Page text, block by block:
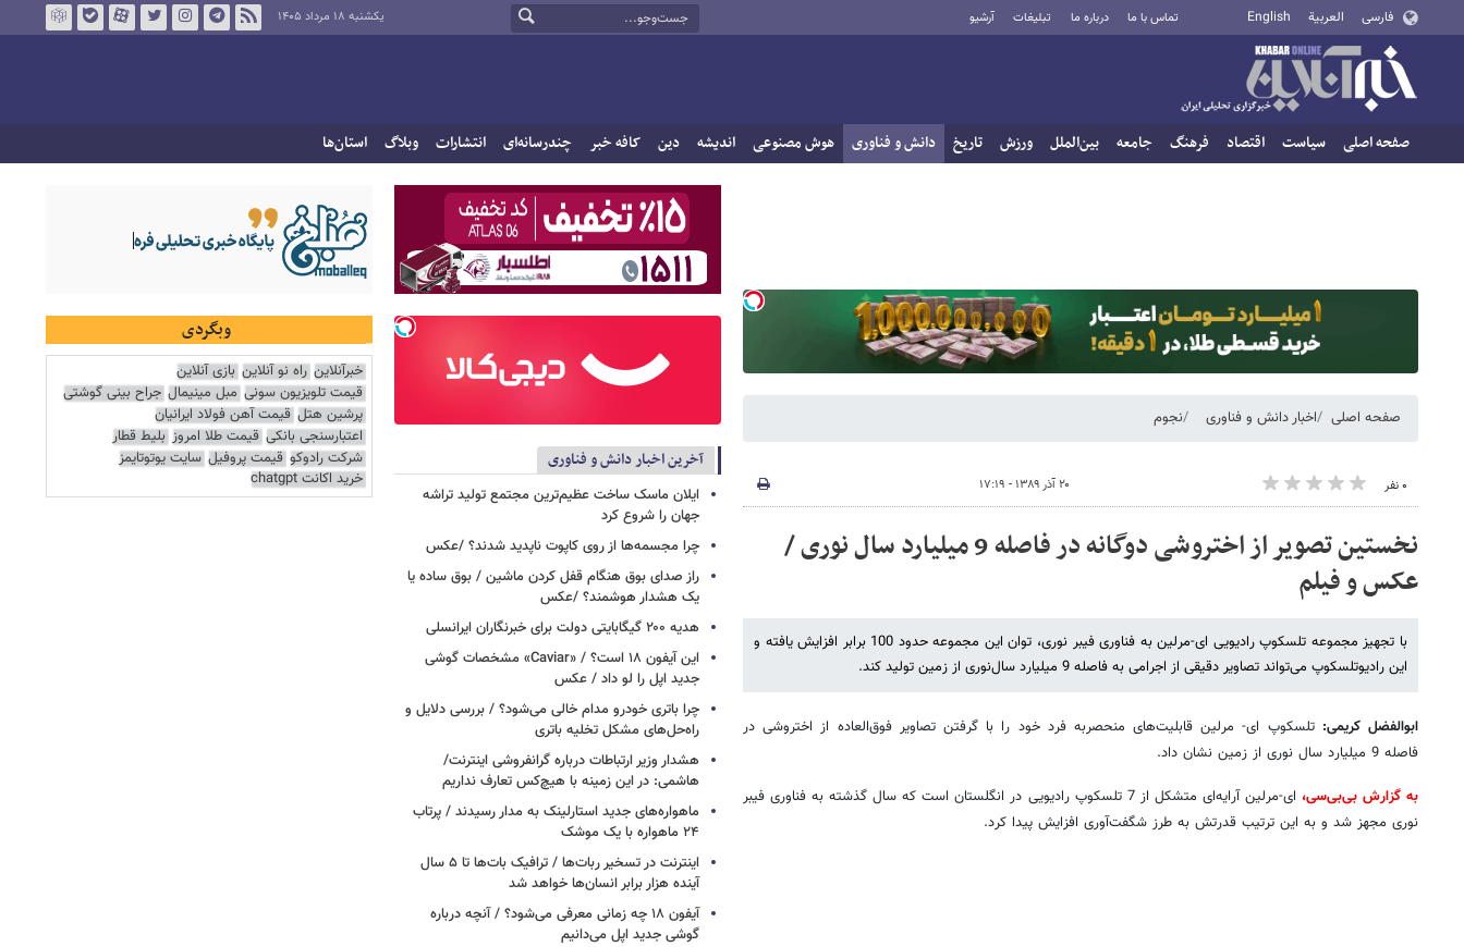
فارسی العربية English تماس با ما درباره ما تبلیغات آرشیو یکشنبه ۱۸ مرداد ۱۴۰۵
صفحه اصلی سیاست اقتصاد فرهنگ جامعه بین‌الملل ورزش تاریخ دانش و فناوری هوش مصنوعی اندیشه دین کافه خبر چندرسانه‌ای انتشارات وبلاگ استان‌ها
صفحه اصلی اخبار دانش و فناوری نجوم
۰ نفر ۲۰ آذر ۱۳۸۹ - ۱۷:۱۹
نخستین تصویر از اختروشی دوگانه در فاصله 9 میلیارد سال نوری /
عکس و فیلم
با تجهیز مجموعه تلسکوپ رادیویی ای-مرلین به فناوری فیبر نوری، توان این مجموعه حدود 100 برابر افزایش یافته و
این رادیوتلسکوپ می‌تواند تصاویر دقیقی از اجرامی به فاصله 9 میلیارد سال‌نوری از زمین تولید کند.
ابوالفضل کریمی: تلسکوپ ای- مرلین قابلیت‌های منحصربه فرد خود را با گرفتن تصاویر فوق‌العاده از اختروشی در
فاصله 9 میلیارد سال نوری از زمین نشان داد.
به گزارش بی‌بی‌سی،
ای-مرلین آرایه‌ای متشکل از 7 تلسکوپ رادیویی در انگلستان است که سال گذشته به فناوری فیبر
نوری مجهز شد و به این ترتیب قدرتش به طرز شگفت‌آوری افزایش پیدا کرد.
آخرین اخبار دانش و فناوری
ایلان ماسک ساخت عظیم‌ترین مجتمع تولید تراشه
جهان را شروع کرد
چرا مجسمه‌ها از روی کاپوت‌ ناپدید شدند؟ /عکس
راز صدای بوق هنگام قفل کردن ماشین / بوق ساده یا
یک هشدار هوشمند؟ /عکس
هدیه ۲۰۰ گیگابایتی دولت برای خبرنگاران ایرانسلی
این آیفون ۱۸ است؟ / «Caviar» مشخصات گوشی
جدید اپل را لو داد / عکس
چرا باتری خودرو مدام خالی می‌شود؟ / بررسی دلایل و
راه‌حل‌های مشکل تخلیه باتری
هشدار وزیر ارتباطات درباره گرانفروشی اینترنت/
هاشمی: در این زمینه با هیچ‌کس تعارف نداریم
ماهواره‌های جدید استارلینک به مدار رسیدند / پرتاب
۲۴ ماهواره با یک موشک
اینترنت در تسخیر ربات‌ها / ترافیک بات‌ها تا ۵ سال
آینده هزار برابر انسان‌ها خواهد شد
آیفون ۱۸ چه زمانی معرفی می‌شود؟ / آنچه درباره
گوشی جدید اپل می‌دانیم
وبگردی
خبرآنلاین راه نو آنلاین بازی آنلاین
قیمت تلویزیون سونی مبل مینیمال جراح بینی گوشتی
پرشین هتل قیمت آهن فولاد ایرانیان
اعتبارسنجی بانکی قیمت طلا امروز بلیط قطار
شرکت رادوکو قیمت پروفیل سایت یوتوتایمز
خرید اکانت chatgpt